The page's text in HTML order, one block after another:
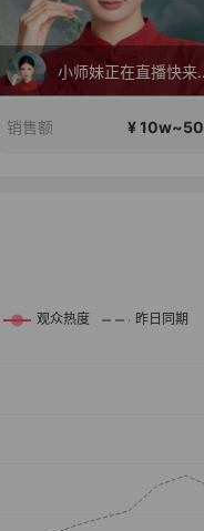
小师妹
销售额 ¥